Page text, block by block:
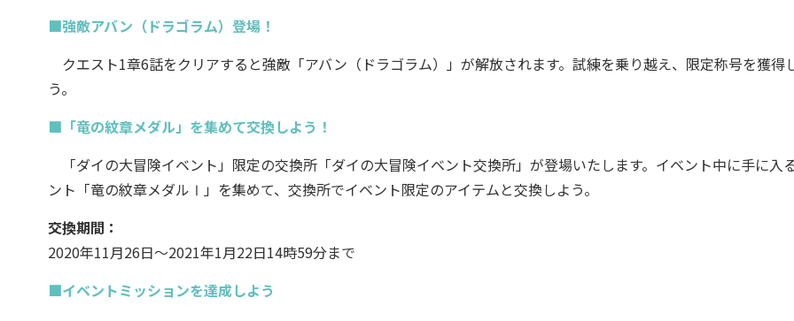
■強敵アバン（ドラゴラム）登場！
クエスト1章6話をクリアすると強敵「アバン（ドラゴラム）」が解放されます。試練を乗り越え、限定称号を獲得
う。
■「竜の紋章メダル」を集めて交換しよう！
「ダイの大冒険イベント」限定の交換所「ダイの大冒険イベント交換所」が登場いたします。イベント中に手に入
ント「竜の紋章メダルⅠ」を集めて、交換所でイベント限定のアイテムと交換しよう。
交換期間：
2020年11月26日～2021年1月22日14時59分まで
■イベントミッションを達成しよう